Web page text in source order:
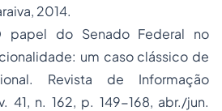
2014.
papel do Senado Federal no
: um caso clássico de
Revista de Informação
41, n. 162, p. 149-168, abr./jun.